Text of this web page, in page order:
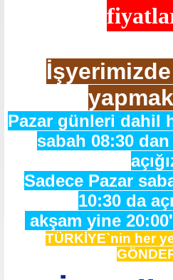
Pazar günleri dahil
sabah 08:30
Sadece Pazar
10:30 da
akşam yine
TÜRKİYE`nin her